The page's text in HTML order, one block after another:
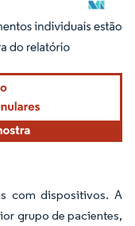
conforme CC BY 4.0.
com dispositivos. A
grupo de pacientes,